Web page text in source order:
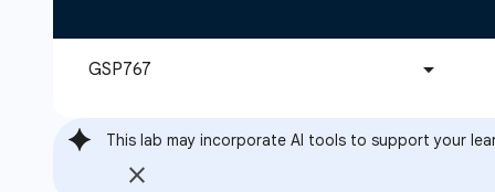
This lab may incorporate AI tools to support your